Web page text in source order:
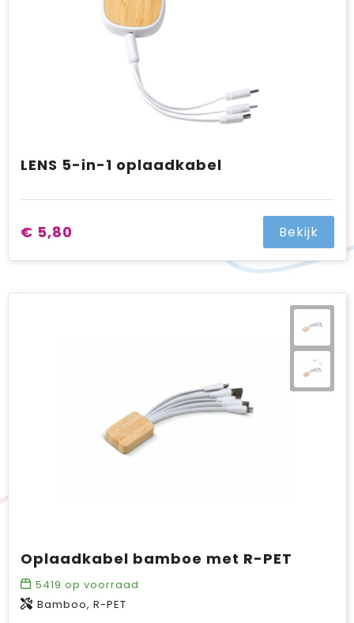
LENS 5-in-1 oplaadkabel
€ 5,80 Bekijk
Oplaadkabel bamboe met R-PET
5419 op voorraad
Bamboo, R-PET